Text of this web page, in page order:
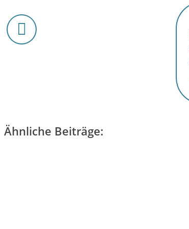
Ähnliche Beiträge: